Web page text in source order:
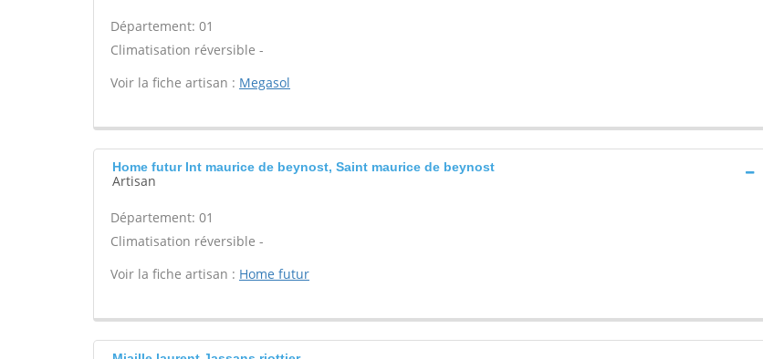
Département: 01
Climatisation réversible -
Voir la fiche artisan : Megasol
Home futur Int maurice de beynost, Saint maurice de beynost
Artisan
Département: 01
Climatisation réversible -
Voir la fiche artisan : Home futur